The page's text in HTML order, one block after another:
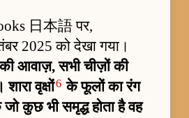
日本語 पर,
2025 को देखा गया।
आवाज़, सभी चीज़ों की
वृक्षों6 के फूलों का रंग
जो कुछ भी समृद्ध होता है वह